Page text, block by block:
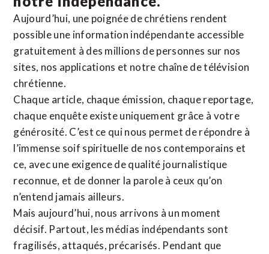
Aujourd’hui, une poignée de chrétiens rendent
possible une information indépendante accessible
gratuitement à des millions de personnes sur nos
sites, nos applications et notre chaîne de télévision
chrétienne.
Chaque article, chaque émission, chaque reportage,
chaque enquête existe uniquement grâce à votre
générosité. C’est ce qui nous permet de répondre à
l’immense soif spirituelle de nos contemporains et
ce, avec une exigence de qualité journalistique
reconnue, et de donner la parole à ceux qu’on
n’entend jamais ailleurs.
Mais aujourd’hui, nous arrivons à un moment
décisif. Partout, les médias indépendants sont
fragilisés, attaqués, précarisés. Pendant que